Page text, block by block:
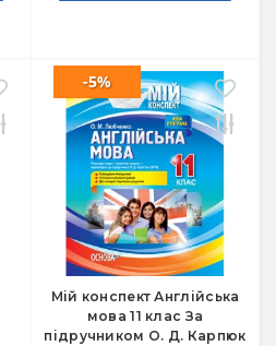
Мій конспект Англійська
мова 11 клас За
підручником О. Д. Карпюк
-5%